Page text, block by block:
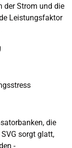
der Strom und die
Leistungsfaktor
die
sorgt glatt,
-